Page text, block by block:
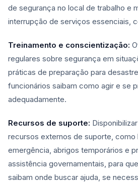
de segurança no local de trabalho e
interrupção de serviços essenciais,
Treinamento e conscientização:
regulares sobre segurança em
práticas de preparação para
funcionários saibam como agir e se
adequadamente.
Recursos de suporte:
recursos externos de suporte, como
emergência, abrigos temporários e
assistência governamentais, para
saibam onde buscar ajuda, se